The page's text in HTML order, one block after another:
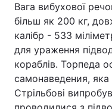
Вага вибухової
більш як 200 кг,
калібр - 533
для ураження
кораблів. Торпеда
самонаведения, яка
Стрільбові